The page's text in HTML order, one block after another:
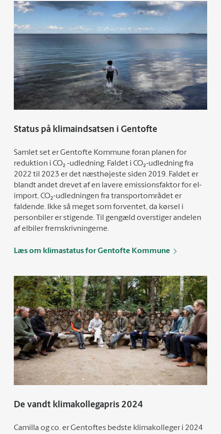
Status på klimaindsatsen i Gentofte
Samlet set er Gentofte Kommune foran planen for
reduktion i CO₂ -udledning. Faldet i CO₂-udledning fra
2022 til 2023 er det næsthøjeste siden 2019. Faldet er
blandt andet drevet af en lavere emissionsfaktor for el-
import. CO₂-udledningen fra transportområdet er
faldende. Ikke så meget som forventet, da kørsel i
personbiler er stigende. Til gengæld overstiger andelen
af elbiler fremskrivningerne.
Læs om klimastatus for Gentofte Kommune
De vandt klimakollegapris 2024
Camilla og co. er Gentoftes bedste klimakolleger i 2024